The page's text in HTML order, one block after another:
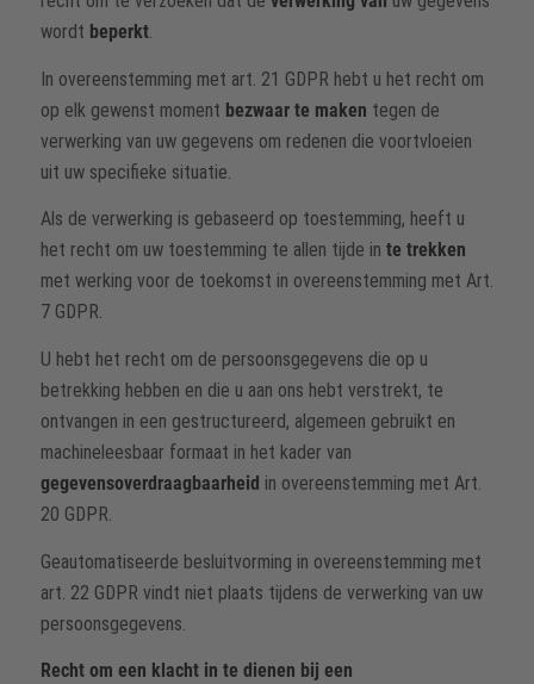
wordt beperkt.
In overeenstemming met art. 21 GDPR hebt u het recht om
op elk gewenst moment bezwaar te maken tegen de
verwerking van uw gegevens om redenen die voortvloeien
uit uw specifieke situatie.
Als de verwerking is gebaseerd op toestemming, heeft u
het recht om uw toestemming te allen tijde in te trekken
met werking voor de toekomst in overeenstemming met Art.
7 GDPR.
U hebt het recht om de persoonsgegevens die op u
betrekking hebben en die u aan ons hebt verstrekt, te
ontvangen in een gestructureerd, algemeen gebruikt en
machineleesbaar formaat in het kader van
gegevensoverdraagbaarheid in overeenstemming met Art.
20 GDPR.
Geautomatiseerde besluitvorming in overeenstemming met
art. 22 GDPR vindt niet plaats tijdens de verwerking van uw
persoonsgegevens.
Recht om een klacht in te dienen bij een